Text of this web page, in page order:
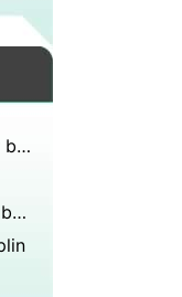
Fysiske fordeler med trening for barn
Ideell vektøkning hos en nyfødt baby